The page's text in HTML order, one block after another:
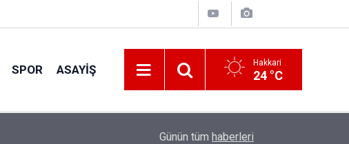
SPOR ASAYIŞ Hakkari
24 °C
Vali Taşyapan Kaymaklı Köyü’nü ziyaret etti
Günün tüm haberleri